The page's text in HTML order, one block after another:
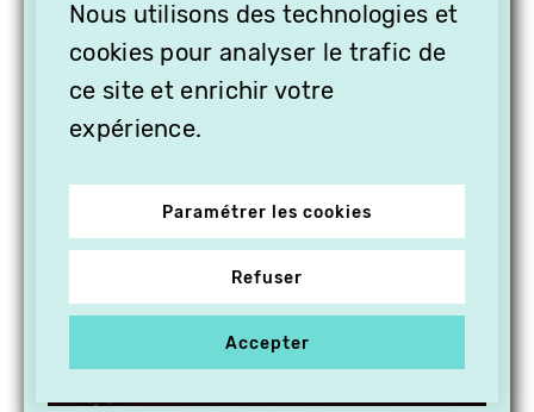
Nous utilisons des technologies et
cookies pour analyser le trafic de
ce site et enrichir votre
expérience.
Paramétrer les cookies
Refuser
Accepter
OFFREZ LA VIDÉO EN
CADEAU, ABONNEZ VOS
PROCHES À VITHÈQUE !